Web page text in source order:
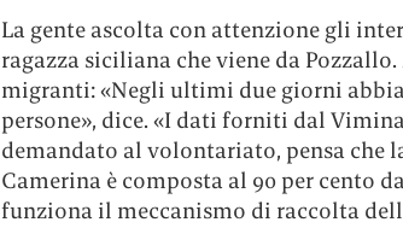
La gente ascolta con attenzione gli
ragazza siciliana che viene da
migranti: «Negli ultimi due giorni
persone», dice. «I dati forniti dal
demandato al volontariato, pensa che
Camerina è composta al 90 per cento
funziona il meccanismo di raccolta